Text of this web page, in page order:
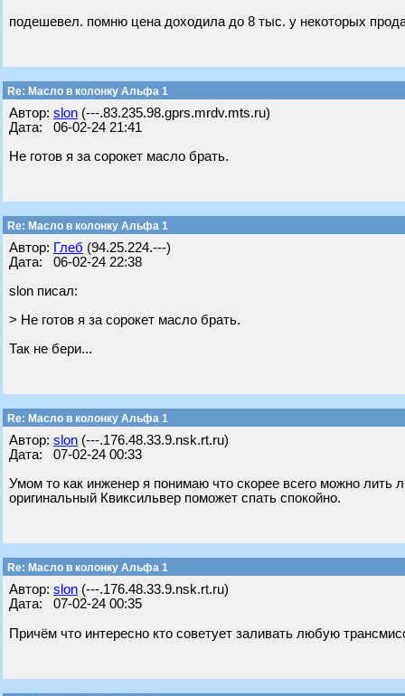
подешевел. помню цена доходила до 8 тыс. у некоторых
Re: Масло в колонку Альфа 1
Автор: slon (---.83.235.98.gprs.mrdv.mts.ru)
Дата: 06-02-24 21:41
Не готов я за сорокет масло брать.
Re: Масло в колонку Альфа 1
Автор: Глеб (94.25.224.---)
Дата: 06-02-24 22:38
slon писал:
> Не готов я за сорокет масло брать.
Так не бери...
Re: Масло в колонку Альфа 1
Автор: slon (---.176.48.33.9.nsk.rt.ru)
Дата: 07-02-24 00:33
Умом то как инженер я понимаю что скорее всего можно
оригинальный Квиксильвер поможет спать спокойно.
Re: Масло в колонку Альфа 1
Автор: slon (---.176.48.33.9.nsk.rt.ru)
Дата: 07-02-24 00:35
Причём что интересно кто советует заливать любую